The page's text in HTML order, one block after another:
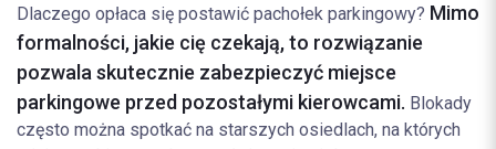
Dlaczego opłaca się postawić pachołek parkingowy? Mimo
formalności, jakie cię czekają, to rozwiązanie
pozwala skutecznie zabezpieczyć miejsce
parkingowe przed pozostałymi kierowcami. Blokady
często można spotkać na starszych osiedlach, na których